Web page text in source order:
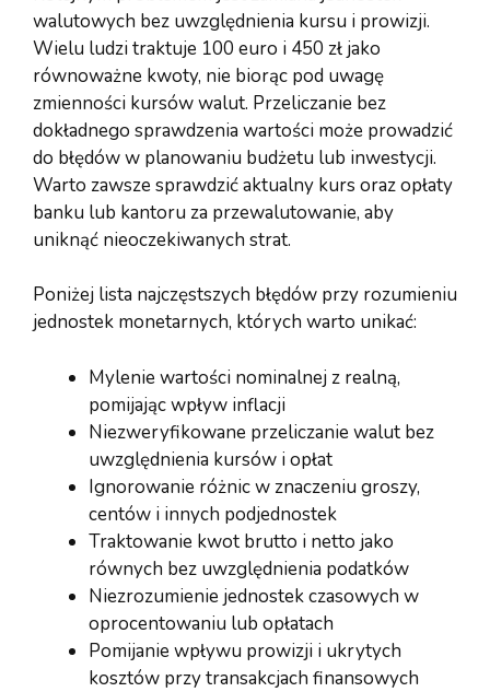
walutowych bez uwzględnienia kursu i prowizji.
Wielu ludzi traktuje 100 euro i 450 zł jako
równoważne kwoty, nie biorąc pod uwagę
zmienności kursów walut. Przeliczanie bez
dokładnego sprawdzenia wartości może prowadzić
do błędów w planowaniu budżetu lub inwestycji.
Warto zawsze sprawdzić aktualny kurs oraz opłaty
banku lub kantoru za przewalutowanie, aby
uniknąć nieoczekiwanych strat.
Poniżej lista najczęstszych błędów przy rozumieniu
jednostek monetarnych, których warto unikać:
Mylenie wartości nominalnej z realną,
pomijając wpływ inflacji
Niezweryfikowane przeliczanie walut bez
uwzględnienia kursów i opłat
Ignorowanie różnic w znaczeniu groszy,
centów i innych podjednostek
Traktowanie kwot brutto i netto jako
równych bez uwzględnienia podatków
Niezrozumienie jednostek czasowych w
oprocentowaniu lub opłatach
Pomijanie wpływu prowizji i ukrytych
kosztów przy transakcjach finansowych